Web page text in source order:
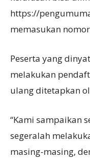
https://
memasukan
Peserta yang
melakukan
ulang ditetapkan
“Kami sampaikan
segeralah
masing-masing,